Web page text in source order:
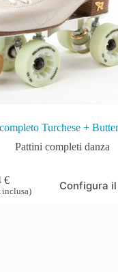
Turchese +
Pattini completi danza
€ Configura